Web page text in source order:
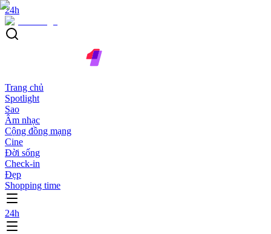
24h
Trang chủ
Spotlight
Sao
Âm nhạc
Cộng đồng mạng
Cine
Đời sống
Check-in
Đẹp
Shopping time
24h